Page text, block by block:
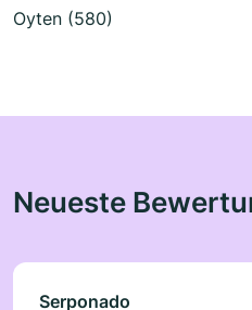
Oyten (580)
Neueste
Serponado